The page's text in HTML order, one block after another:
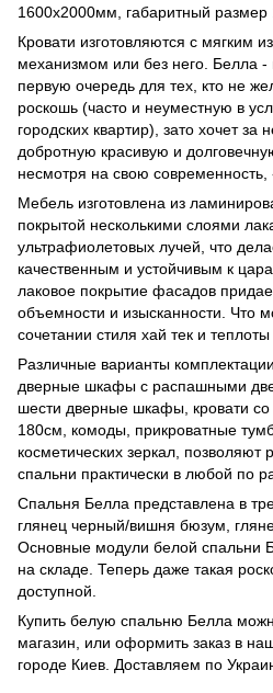
1600х2000мм, габаритный размер
Кровати изготовляются с мягким
механизмом или без него. Белла -
первую очередь для тех, кто не
роскошь (часто и неуместную в
городских квартир), зато хочет
добротную красивую и
несмотря на свою современность,
Мебель изготовлена из
покрытой несколькими слоями
ультрафиолетовых лучей, что
качественным и устойчивым к
лаковое покрытие фасадов
объемности и изысканности. Что
сочетании стиля хай тек и
Различные варианты
дверные шкафы с распашными
шести дверные шкафы, кровати
180см, комоды, прикроватные
косметических зеркал, позволяют
спальни практически в любой по
Спальня Белла представлена в
глянец черный/вишня бюзум,
Основные модули белой спальни
на складе. Теперь даже такая
доступной.
Купить белую спальню Белла
магазин, или оформить заказ в
городе Киев. Доставляем по